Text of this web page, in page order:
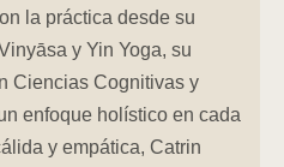
la práctica desde su
y Yin Yoga, su
Ciencias Cognitivas y
enfoque holístico en cada
y empática, Catrin